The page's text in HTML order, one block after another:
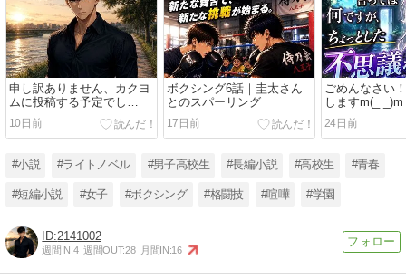
申し訳ありません、カクヨ
ムに投稿する予定でし
て・・・！！(・ω・)ノ
10日前
ボクシング6話｜圭太さん
とのスパーリング
17日前
ごめんなさい
しますm(_
言っては何で
とした不思議
話しします！
24日前
#小説 #ライトノベル #男子高校生 #長編小説 #高校生 #青春
#短編小説 #女子 #ボクシング #格闘技 #喧嘩 #学園
2141002
週間IN:4 週間OUT:28 月間IN:16